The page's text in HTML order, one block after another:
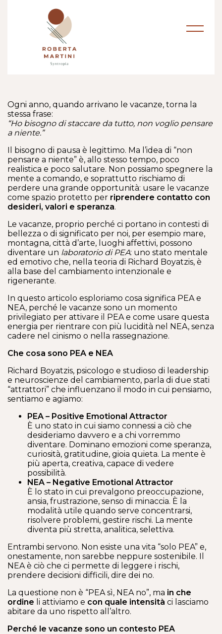
Ogni anno, quando arrivano le vacanze, torna la
stessa frase:
“Ho bisogno di staccare da tutto, non voglio pensare
a niente.”
Il bisogno di pausa è legittimo. Ma l’idea di “non
pensare a niente” è, allo stesso tempo, poco
realistica e poco salutare. Non possiamo spegnere la
mente a comando, e soprattutto rischiamo di
perdere una grande opportunità: usare le vacanze
come spazio protetto per riprendere contatto con
desideri, valori e speranza.
Le vacanze, proprio perché ci portano in contesti di
bellezza o di significato per noi, per esempio mare,
montagna, città d’arte, luoghi affettivi, possono
diventare un laboratorio di PEA: uno stato mentale
ed emotivo che, nella teoria di Richard Boyatzis, è
alla base del cambiamento intenzionale e
rigenerante.
In questo articolo esploriamo cosa significa PEA e
NEA, perché le vacanze sono un momento
privilegiato per attivare il PEA e come usare questa
energia per rientrare con più lucidità nel NEA, senza
cadere nel cinismo o nella rassegnazione.
Che cosa sono PEA e NEA
Richard Boyatzis, psicologo e studioso di leadership
e neuroscienze del cambiamento, parla di due stati
“attrattori” che influenzano il modo in cui pensiamo,
sentiamo e agiamo:
PEA – Positive Emotional Attractor
È uno stato in cui siamo connessi a ciò che
desideriamo davvero e a chi vorremmo
diventare. Dominano emozioni come speranza,
curiosità, gratitudine, gioia quieta. La mente è
più aperta, creativa, capace di vedere
possibilità.
NEA – Negative Emotional Attractor
È lo stato in cui prevalgono preoccupazione,
ansia, frustrazione, senso di minaccia. È la
modalità utile quando serve concentrarsi,
risolvere problemi, gestire rischi. La mente
diventa più stretta, analitica, selettiva.
Entrambi servono. Non esiste una vita “solo PEA” e,
onestamente, non sarebbe neppure sostenibile. Il
NEA è ciò che ci permette di leggere i rischi,
prendere decisioni difficili, dire dei no.
La questione non è “PEA sì, NEA no”, ma in che
ordine li attiviamo e con quale intensità ci lasciamo
abitare da uno rispetto all’altro.
Perché le vacanze sono un contesto PEA